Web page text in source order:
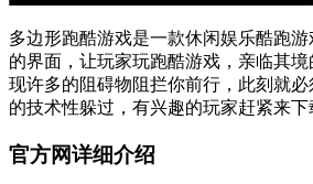
多边形跑酷游戏是一款休闲娱乐酷跑
的界面，让玩家玩跑酷游戏，亲临其
现许多的阻碍物阻拦你前行，此刻就
的技术性躲过，有兴趣的玩家赶紧来下
官方网详细介绍